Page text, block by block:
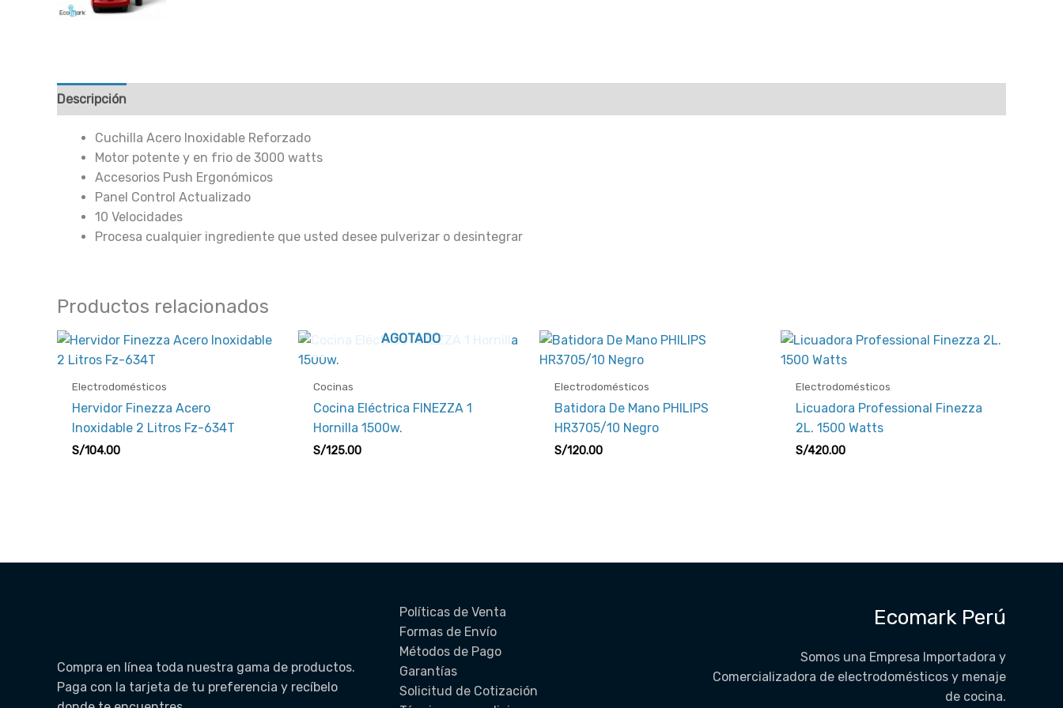
Descripción
Cuchilla Acero Inoxidable Reforzado
Motor potente y en frio de 3000 watts
Accesorios Push Ergonómicos
Panel Control Actualizado
10 Velocidades
Procesa cualquier ingrediente que usted desee pulverizar o desintegrar
Productos relacionados
Electrodomésticos
Hervidor Finezza Acero
Inoxidable 2 Litros Fz-634T
S/104.00
AGOTADO
Cocinas
Cocina Eléctrica FINEZZA 1
Hornilla 1500w.
S/125.00
Electrodomésticos
Batidora De Mano PHILIPS
HR3705/10 Negro
S/120.00
Electrodomésticos
Licuadora Professional Finezza
2L. 1500 Watts
S/420.00
Compra en línea toda nuestra gama de productos.
Paga con la tarjeta de tu preferencia y recíbelo
Políticas de Venta
Formas de Envío
Métodos de Pago
Garantías
Solicitud de Cotización
Ecomark Perú
Somos una Empresa Importadora y
Comercializadora de electrodomésticos y menaje
de cocina.